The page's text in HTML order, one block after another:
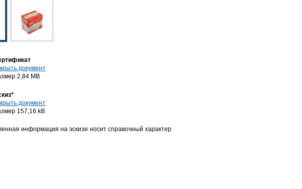
документ
2,84 MB
документ
157,16 kB
информация на эскизе носит справочный характер